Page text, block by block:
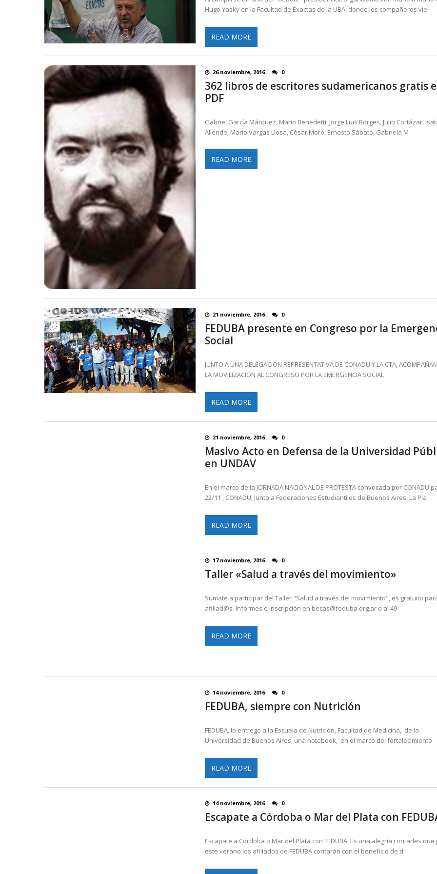
Hugo Yasky en la Facultad de Exactas de la UBA, donde los compañeros vie
READ MORE
26 noviembre, 2016 0
362 libros de escritores sudamericanos gratis
PDF
Gabriel García Márquez, Mario Benedetti, Jorge Luis Borges, Julio Cortázar,
Allende, Mario Vargas Llosa, César Moro, Ernesto Sábato, Gabriela M
READ MORE
21 noviembre, 2016 0
FEDUBA presente en Congreso por la
Social
JUNTO A UNA DELEGACIÓN REPRESENTATIVA DE CONADU Y LA CTA,
LA MOVILIZACIÓN AL CONGRESO POR LA EMERGENCIA SOCIAL
READ MORE
21 noviembre, 2016 0
Masivo Acto en Defensa de la Universidad
en UNDAV
En el marco de la JORNADA NACIONAL DE PROTESTA convocada por CONADU
22/11 , CONADU, junto a Federaciones Estudiantiles de Buenos Aires, La Pla
READ MORE
17 noviembre, 2016 0
Taller «Salud a través del movimiento»
Sumate a participar del Taller "Salud a través del movimiento", es gratuito
afiliad@s. Informes e inscripción en becas@feduba.org.ar o al 49
READ MORE
14 noviembre, 2016 0
FEDUBA, siempre con Nutrición
FEDUBA, le entrego a la Escuela de Nutrición, Facultad de Medicina, de la
Universidad de Buenos Aires, una notebook, en el marco del fortalecimiento
READ MORE
14 noviembre, 2016 0
Escapate a Córdoba o Mar del Plata con
Escapate a Córdoba o Mar del Plata con FEDUBA. Es una alegría contarles que
este verano los afiliados de FEDUBA contarán con el beneficio de d